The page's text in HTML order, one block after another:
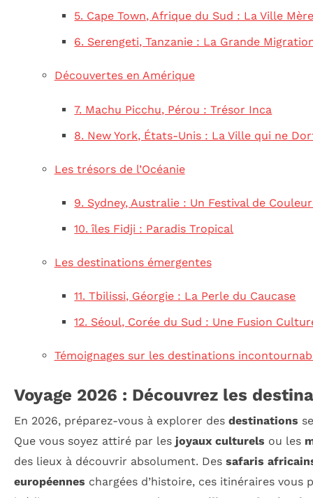
5. Cape Town, Afrique du Sud : La Ville
6. Serengeti, Tanzanie : La Grande
Découvertes en Amérique
7. Machu Picchu, Pérou : Trésor Inca
8. New York, États-Unis : La Ville qui ne
Les trésors de l’Océanie
9. Sydney, Australie : Un Festival de
10. îles Fidji : Paradis Tropical
Les destinations émergentes
11. Tbilissi, Géorgie : La Perle du Caucase
12. Séoul, Corée du Sud : Une Fusion
Témoignages sur les destinations
Voyage 2026 : Découvrez les
En 2026, préparez-vous à explorer des destinations
Que vous soyez attiré par les joyaux culturels ou les
des lieux à découvrir absolument. Des safaris
européennes chargées d’histoire, ces itinéraires vous